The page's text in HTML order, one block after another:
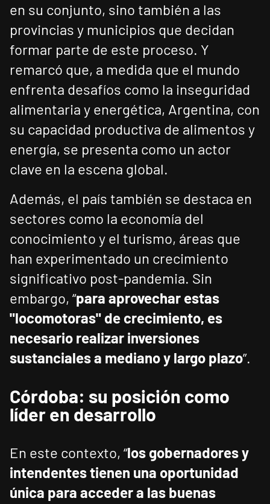
en su conjunto, sino también a las
provincias y municipios que decidan
formar parte de este proceso. Y
remarcó que, a medida que el mundo
enfrenta desafíos como la inseguridad
alimentaria y energética, Argentina, con
su capacidad productiva de alimentos y
energía, se presenta como un actor
clave en la escena global.
Además, el país también se destaca en
sectores como la economía del
conocimiento y el turismo, áreas que
han experimentado un crecimiento
significativo post-pandemia. Sin
embargo, “para aprovechar estas
"locomotoras" de crecimiento, es
necesario realizar inversiones
sustanciales a mediano y largo plazo”.
Córdoba: su posición como
líder en desarrollo
En este contexto, “los gobernadores y
intendentes tienen una oportunidad
única para acceder a las buenas